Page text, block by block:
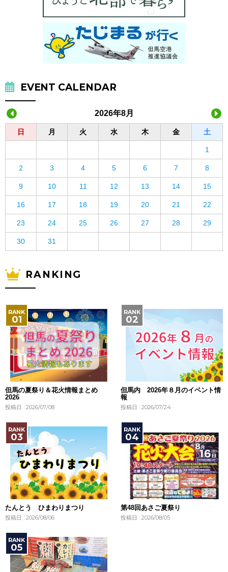
EVENT CALENDAR
2026年8月
日 月 火 水 木 金 土
1
2 3 4 5 6 7 8
9 10 11 12 13 14 15
16 17 18 19 20 21 22
23 24 25 26 27 28 29
30 31
RANKING
但馬の夏祭り＆花火情報まとめ
2026
投稿日 : 2026/07/08
但馬内 2026年８月のイベント情
報
投稿日 : 2026/07/24
たんとう ひまわりまつり
投稿日 : 2026/08/06
第48回あさご夏祭り
投稿日 : 2026/08/05